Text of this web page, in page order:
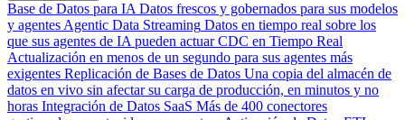
Base de Datos para IA Datos frescos y gobernados para sus modelos
y agentes Agentic Data Streaming Datos en tiempo real sobre los
que sus agentes de IA pueden actuar CDC en Tiempo Real
Actualización en menos de un segundo para sus agentes más
exigentes Replicación de Bases de Datos Una copia del almacén de
datos en vivo sin afectar su carga de producción, en minutos y no
horas Integración de Datos SaaS Más de 400 conectores